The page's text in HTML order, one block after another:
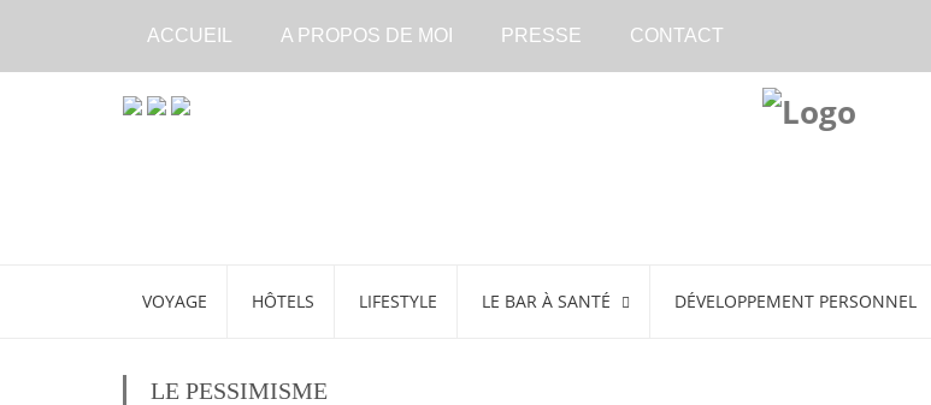
ACCUEIL A PROPOS DE MOI PRESSE CONTACT
VOYAGE HÔTELS LIFESTYLE LE BAR À SANTÉ DÉVELOPPEMENT PERSONNEL
LE PESSIMISME